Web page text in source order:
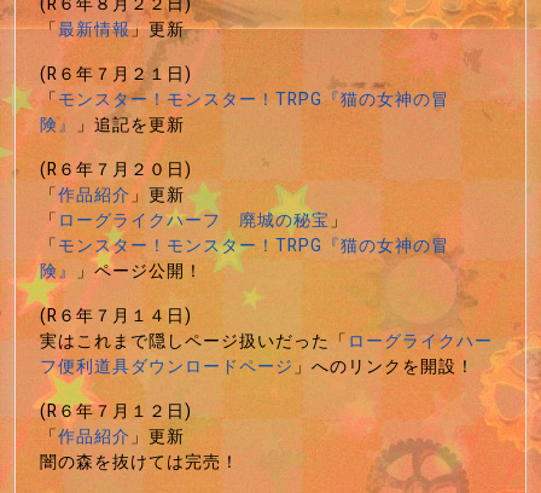
「最新情報」更新
(R６年７月２１日)
「モンスター！モンスター！TRPG『猫の女神の冒
険』 」追記を更新
(R６年７月２０日)
「作品紹介」更新
「ローグライクハーフ 廃城の秘宝」
「モンスター！モンスター！TRPG『猫の女神の冒
険』 」ページ公開！
(R６年７月１４日)
実はこれまで隠しページ扱いだった「ローグライクハー
フ便利道具ダウンロードページ」へのリンクを開設！
(R６年７月１２日)
「作品紹介」更新
闇の森を抜けては完売！